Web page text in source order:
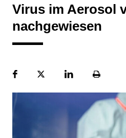
Virus im Aerosol
nachgewiesen
FacebookPlattformLinekdInSeite